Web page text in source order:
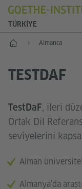
TÜRKIYE
Anasayfa Almanca
TESTDAF
TestDaF, ileri
Ortak Dil
seviyelerini
Alman
Almanya’da